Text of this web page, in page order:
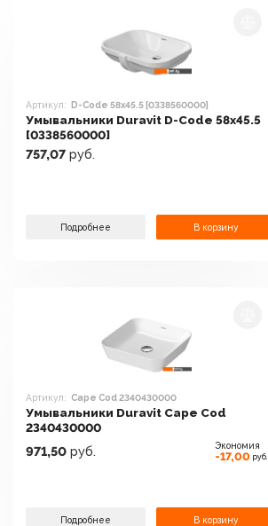
Артикул: D-Code 58x45.5 [0338560000]
Умывальники Duravit D-Code 58x45.5
[0338560000]
757,07 руб.
Подробнее В корзину
Артикул: Cape Cod 2340430000
Умывальники Duravit Cape Cod
2340430000
971,50 руб. Экономия
-17,00 руб.
Подробнее В корзину